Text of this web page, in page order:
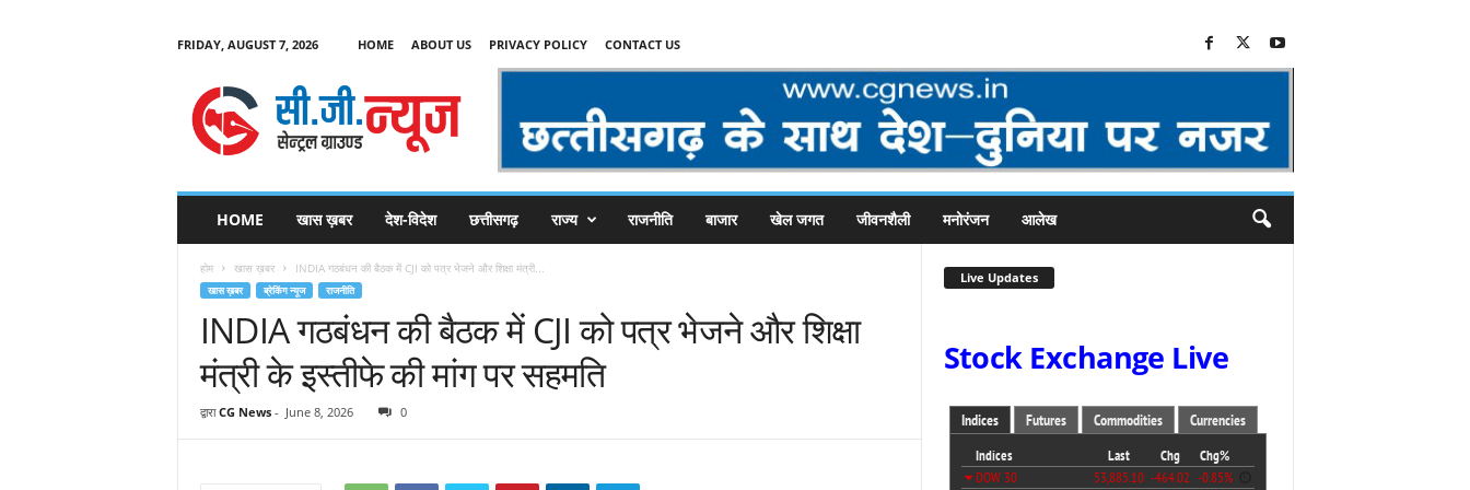
FRIDAY, AUGUST 7, 2026 HOME ABOUT US PRIVACY POLICY CONTACT US
C
HOME खास ख़बर देश-विदेश छत्तीसगढ़ राज्य राजनीति बाजार खेल जगत जीवनशैली मनोरंजन आलेख
होम खास ख़बर INDIA गठबंधन की बैठक में CJI को पत्र भेजने और शिक्षा मंत्री...
खास ख़बर ब्रेकिंग न्यूज राजनीति
INDIA गठबंधन की बैठक में CJI को पत्र भेजने और शिक्षा
मंत्री के इस्तीफे की मांग पर सहमति
द्वारा CG News- June 8, 2026 0
Live Updates
Stock Exchange Live